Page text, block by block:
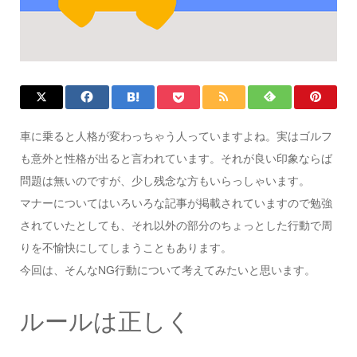
車に乗ると人格が変わっちゃう人っていますよね。実はゴルフ
も意外と性格が出ると言われています。それが良い印象ならば
問題は無いのですが、少し残念な方もいらっしゃいます。
マナーについてはいろいろな記事が掲載されていますので勉強
されていたとしても、それ以外の部分のちょっとした行動で周
りを不愉快にしてしまうこともあります。
今回は、そんなNG行動について考えてみたいと思います。
ルールは正しく